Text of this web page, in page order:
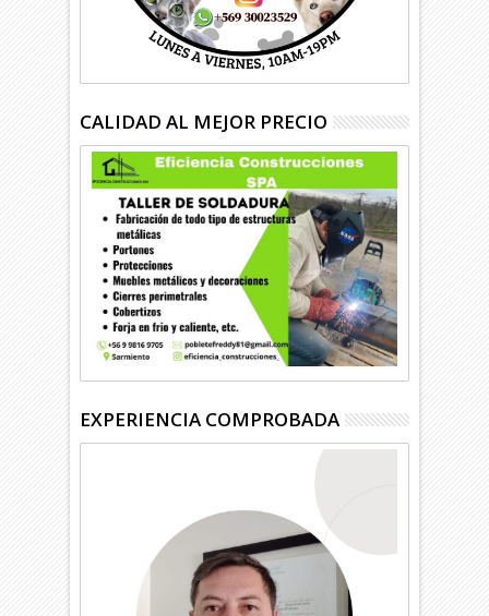
CALIDAD AL MEJOR PRECIO
EXPERIENCIA COMPROBADA